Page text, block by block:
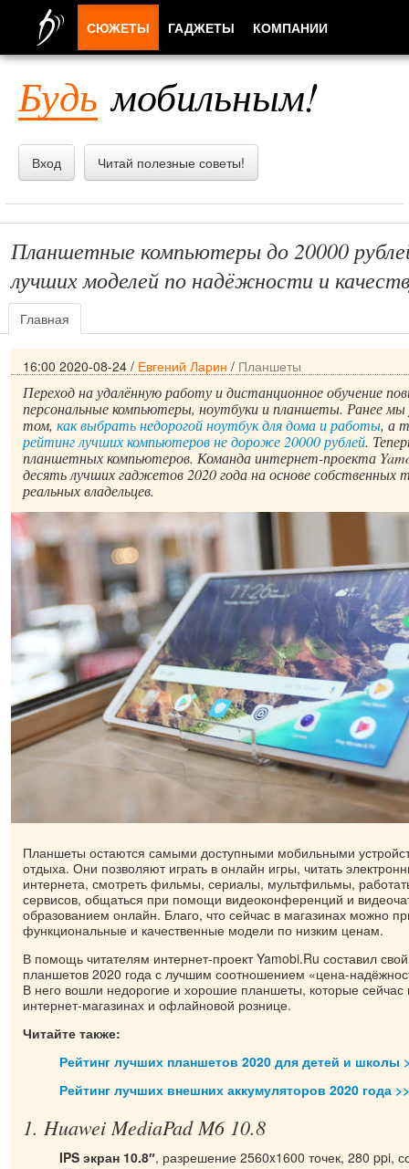
Будь мобильным!
Вход Читай полезные советы!
Планшетные компьютеры до 20000
лучших моделей по надёжности и
Главная
16:00 2020-08-24 / Евгений Ларин / Планшеты
Переход на удалённую работу и дистанционное обучение
персональные компьютеры, ноутбуки и планшеты. Ранее мы
том, как выбрать недорогой ноутбук для дома и работы, а
рейтинг лучших компьютеров не дороже 20000 рублей.
планшетных компьютеров. Команда интернет-проекта
десять лучших гаджетов 2020 года на основе собственных
реальных владельцев.
Планшеты остаются самыми доступными мобильными
отдыха. Они позволяют играть в онлайн игры, читать
интернета, смотреть фильмы, сериалы, мультфильмы,
сервисов, общаться при помощи видеоконференций и
образованием онлайн. Благо, что сейчас в магазинах можно
функциональные и качественные модели по низким ценам.
В помощь читателям интернет-проект Yamobi.Ru составил
планшетов 2020 года с лучшим соотношением «цена-
В него вошли недорогие и хорошие планшеты, которые сейчас
интернет-магазинах и офлайновой рознице.
Читайте также:
Рейтинг лучших планшетов 2020 для детей и школы
Рейтинг лучших внешних аккумуляторов 2020 года >>
1. Huawei MediaPad M6 10.8
IPS экран 10.8″, разрешение 2560x1600 точек, 280 ppi,
СЮЖЕТЫ ГАДЖЕТЫ КОМПАНИИ
ПРИЛОЖЕНИЯ